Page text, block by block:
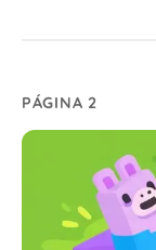
PÁGINA 2